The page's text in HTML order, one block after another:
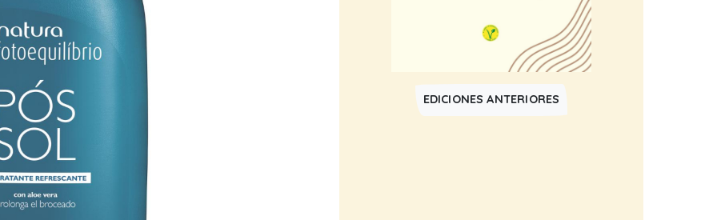
EDICIONES ANTERIORES